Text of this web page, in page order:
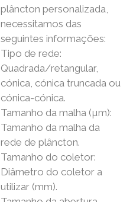
plâncton personalizada,
necessitamos das
seguintes informações:
Tipo de rede:
Quadrada/retangular,
cónica, cónica truncada ou
cónica-cónica.
Tamanho da malha (µm):
Tamanho da malha da
rede de plâncton.
Tamanho do coletor:
Diâmetro do coletor a
utilizar (mm).